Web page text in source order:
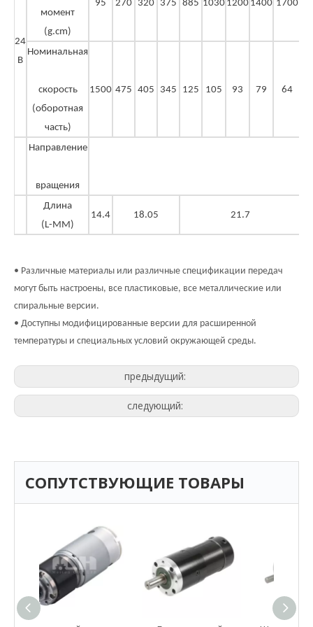
24
В
момент
(g.cm)
95 270 320 375 885 1030 1200 1400 1700
Номинальная
скорость
(оборотная
часть)
1500 475 405 345 125 105 93 79 64
Направление
вращения
Длина
(L-MM)
14.4 18.05 21.7
• Различные материалы или различные спецификации передач
могут быть настроены, все пластиковые, все металлические или
спиральные версии.
• Доступны модифицированные версии для расширенной
температуры и специальных условий окружающей среды.
предыдущий:
следующий:
СОПУТСТВУЮЩИЕ ТОВАРЫ